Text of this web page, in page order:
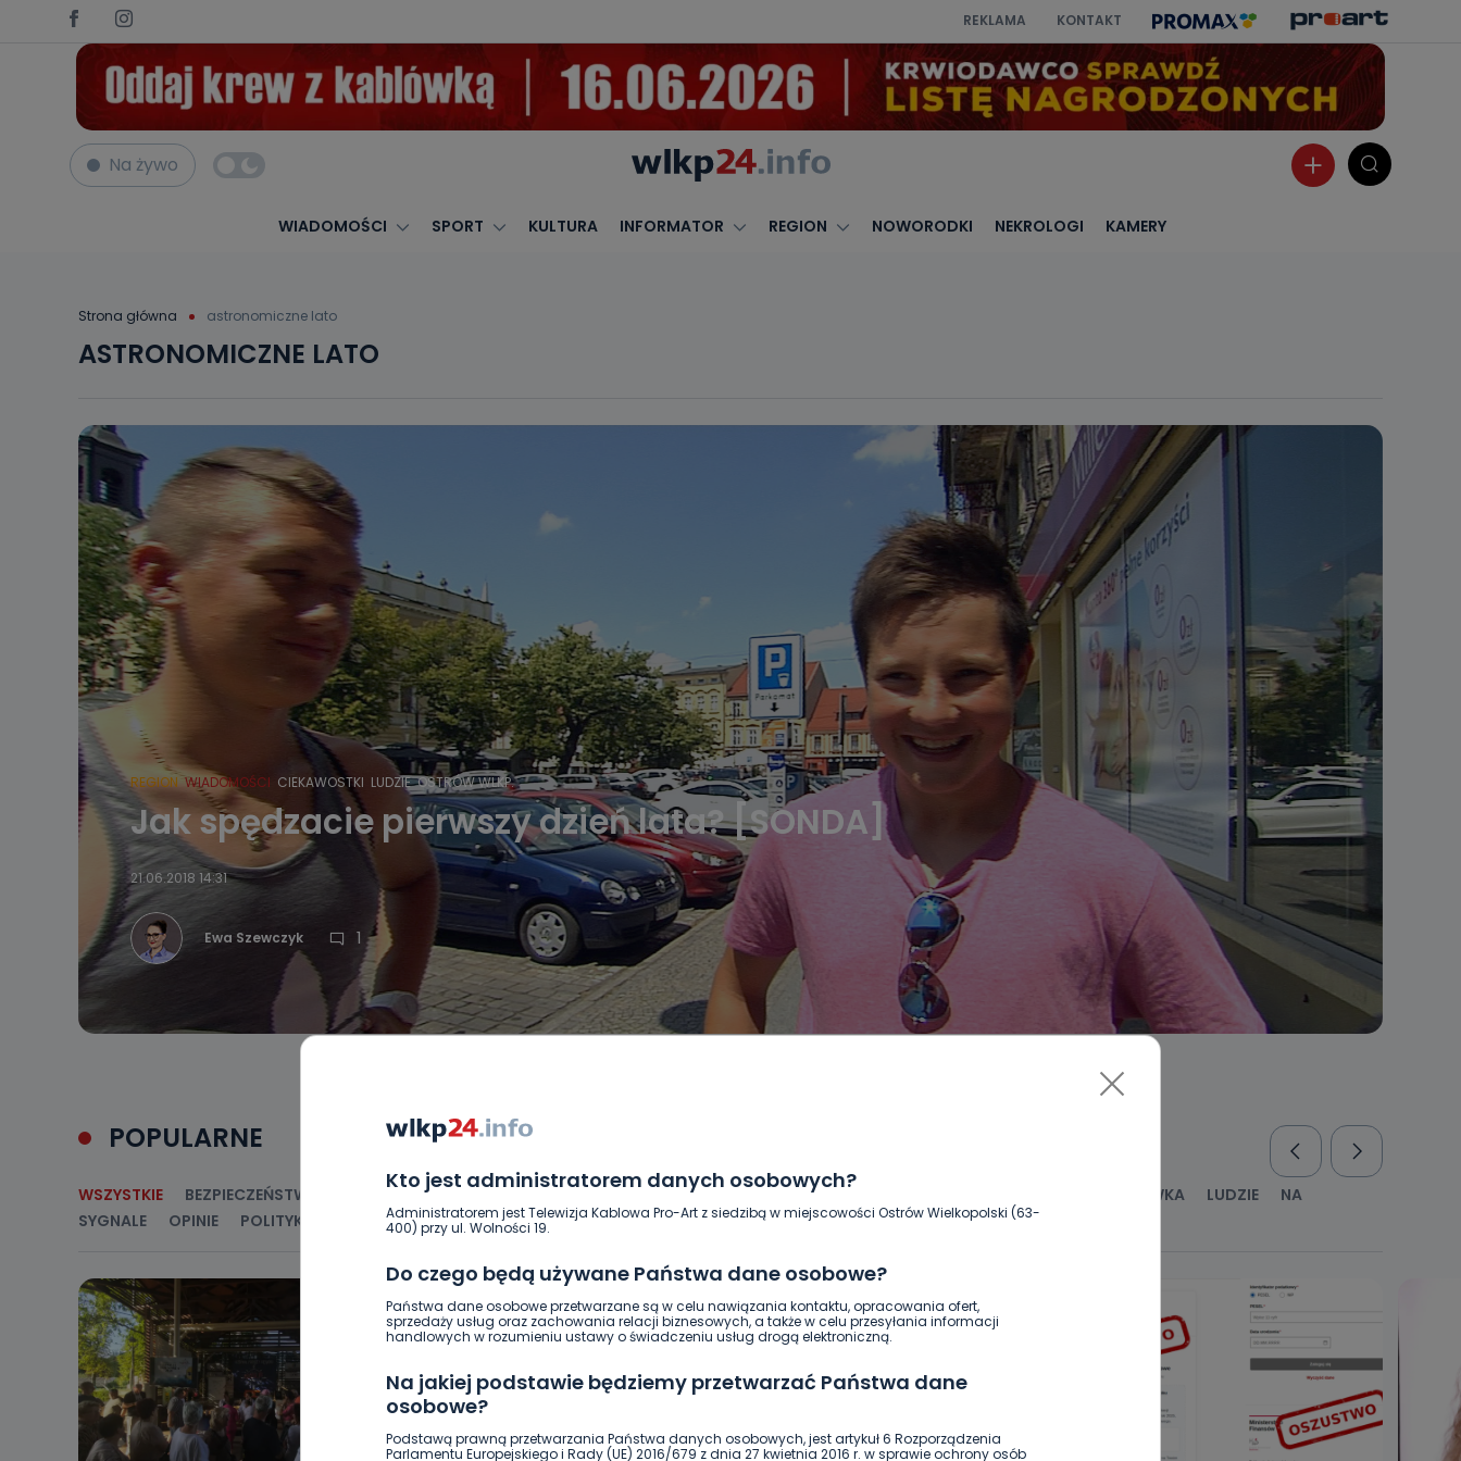
REKLAMA KONTAKT
Na żywo
WIADOMOŚCI SPORT KULTURA INFORMATOR REGION NOWORODKI NEKROLOGI KAMERY
Strona główna astronomiczne lato
Kto jest administratorem danych osobowych?
Administratorem jest Telewizja Kablowa Pro-Art z siedzibą w miejscowości Ostrów Wielkopolski (63-
400) przy ul. Wolności 19.
Do czego będą używane Państwa dane osobowe?
Państwa dane osobowe przetwarzane są w celu nawiązania kontaktu, opracowania ofert,
sprzedaży usług oraz zachowania relacji biznesowych, a także w celu przesyłania informacji
handlowych w rozumieniu ustawy o świadczeniu usług drogą elektroniczną.
Na jakiej podstawie będziemy przetwarzać Państwa dane
osobowe?
Podstawą prawną przetwarzania Państwa danych osobowych, jest artykuł 6 Rozporządzenia
Parlamentu Europejskiego i Rady (UE) 2016/679 z dnia 27 kwietnia 2016 r. w sprawie ochrony osób
ASTRONOMICZNE LATO
REGION WIADOMOŚCI CIEKAWOSTKI LUDZIE OSTRÓW WLKP.
Jak spędzacie pierwszy dzień lata? [SONDA]
21.06.2018 14:31
Ewa Szewczyk 1
POPULARNE
WSZYSTKIE BEZPIECZEŃSTWO CIEKAWOSTKI GOSPODARKA I FINANSE HISTORIA KULTURA I ROZRYWKA LUDZIE
NA
SYGNALE
OPINIE POLITYKA RELIGIA SAMORZĄD ŚRODOWISKO WASZE INFO WSZYSTKICH ŚWIĘTYCH WYWIADY